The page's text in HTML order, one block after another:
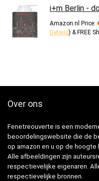
i+m Berlin -
Amazon.nl Price:
Details) & FREE
Over ons
Fenetreouverte is een
beoordelingswebsite die de
op amazon en u op de
Alle afbeeldingen zijn
respectievelijke eigenaren.
respectievelijke bronnen.